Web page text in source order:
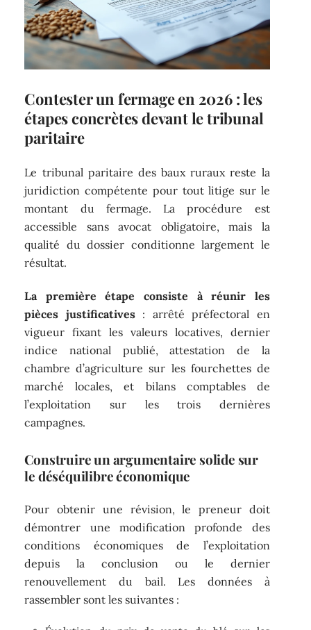
Contester un fermage en 2026 : les
étapes concrètes devant le tribunal
paritaire
Le tribunal paritaire des baux ruraux reste la
juridiction compétente pour tout litige sur le
montant du fermage. La procédure est
accessible sans avocat obligatoire, mais la
qualité du dossier conditionne largement le
résultat.
La première étape consiste à réunir les
pièces justificatives: arrêté préfectoral en
vigueur fixant les valeurs locatives, dernier
indice national publié, attestation de la
chambre d’agriculture sur les fourchettes de
marché locales, et bilans comptables de
l’exploitation sur les trois dernières
campagnes.
Construire un argumentaire solide sur
le déséquilibre économique
Pour obtenir une révision, le preneur doit
démontrer une modification profonde des
conditions économiques de l’exploitation
depuis la conclusion ou le dernier
renouvellement du bail. Les données à
rassembler sont les suivantes :